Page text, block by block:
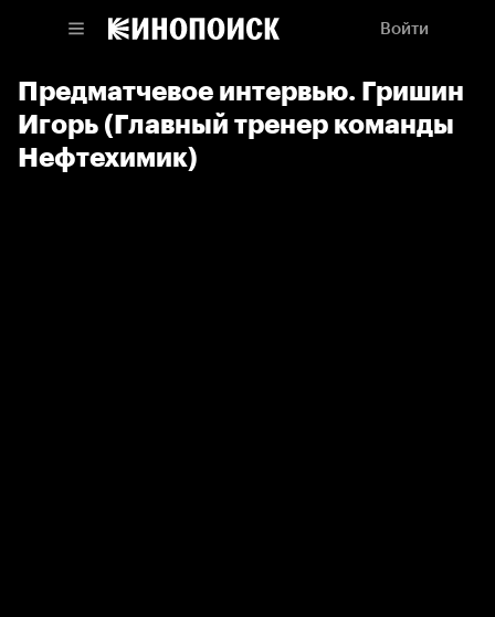
Войти
Предматчевое интервью. Гришин
Игорь (Главный тренер команды
Нефтехимик)